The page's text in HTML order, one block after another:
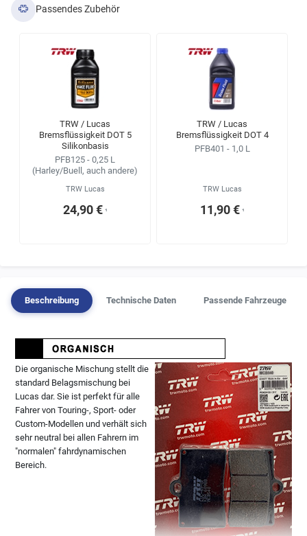
Passendes Zubehör
TRW / Lucas
Bremsflüssigkeit DOT 5
Silikonbasis
PFB125 - 0,25 L
(Harley/Buell, auch andere)
TRW Lucas
24,90 € ¹
TRW / Lucas
Bremsflüssigkeit DOT 4
PFB401 - 1,0 L
TRW Lucas
11,90 € ¹
Beschreibung Technische Daten Passende Fahrzeuge
Die organische Mischung stellt die
standard Belagsmischung bei
Lucas dar. Sie ist perfekt für alle
Fahrer von Touring-, Sport- oder
Custom-Modellen und verhält sich
sehr neutral bei allen Fahrern im
"normalen" fahrdynamischen
Bereich.